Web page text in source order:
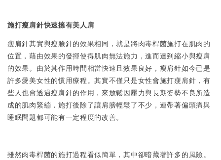
施打瘦肩針快速擁有美人肩
瘦肩針其實與瘦臉針的效果相同，就是將肉毒桿菌施打在肌肉的
位置，藉由效果的發揮使得肌肉無法施力，進而達到縮小與瘦肩
的效果。由於其作用時間相當快速且效果良好，瘦肩針如今已是
許多愛美女性的慣用療程。其實不僅只是女性會施打瘦肩針，有
些人也會透過瘦肩針的作用，來放鬆因壓力與長期姿勢不良所造
成的肌肉緊繃，施打後除了讓肩膀輕鬆了不少，連帶著偏頭痛與
睡眠問題都可能有一定程度的改善。
雖然肉毒桿菌的施打過程看似簡單，其中卻暗藏著許多的風險。